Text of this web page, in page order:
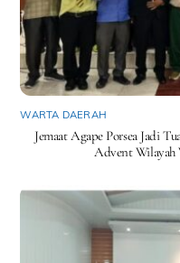
WARTA DAERAH
Jemaat Agape Porsea Jadi
Advent Wilayah